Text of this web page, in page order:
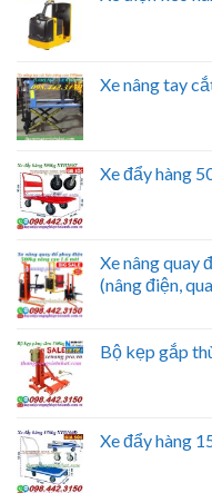
Xe nâng tay
Xe đẩy hàng
Xe nâng quay
(nâng điện,
Bộ kẹp gắp
Xe đẩy hàng